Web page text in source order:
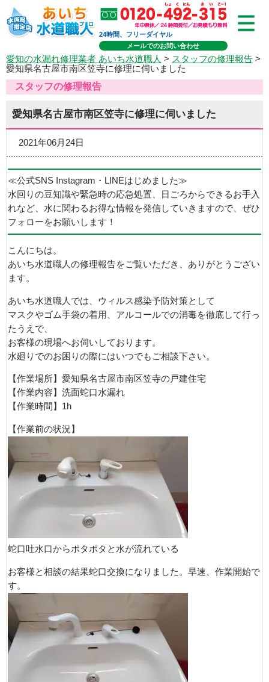
24時間、フリーダイヤル
メールでのお問い合わせ
愛知の水漏れ修理業者 あいち水道職人 > スタッフの修理報告 >
愛知県名古屋市南区笠寺に修理に伺いました
スタッフの修理報告
愛知県名古屋市南区笠寺に修理に伺いました
2021年06月24日
≪公式SNS Instagram・LINEはじめました≫
水回りの豆知識や緊急時の応急処置、日ごろからできるお手入
れなど、水に関わるお得な情報を発信していきますので、ぜひ
フォローをお願いします！
こんにちは。
あいち水道職人の修理報告をご覧いただき、ありがとうござい
ます。
あいち水道職人では、ウィルス感染予防対策として
マスクやゴム手袋の着用、アルコールでの消毒を徹底して行っ
たうえで、
お客様の現場へお伺いしております。
水廻りでのお困りの際にはいつでもご相談下さい。
【作業場所】愛知県名古屋市南区笠寺の戸建住宅
【作業内容】洗面蛇口水漏れ
【作業時間】1h
【作業前の状況】
蛇口吐水口からポタポタと水が流れている
お客様と相談の結果蛇口交換になりました。早速、作業開始で
す。